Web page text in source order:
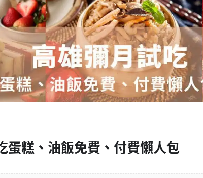
蛋糕、油飯免費、付費懶人包